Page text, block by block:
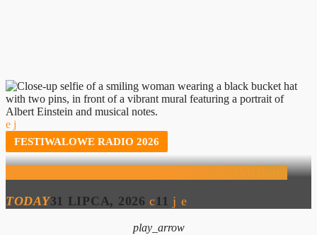
FESTIWALOWE RADIO 2026
Festiwalowe Radio 2026 – Ewa Sztab WOŚP Bonn
TODAY31 LIPCA, 2026 11
play_arrow